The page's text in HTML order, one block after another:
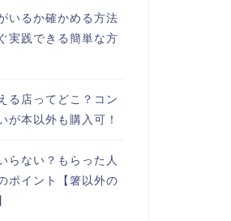
いるか確かめる方法
実践できる簡単な方
る店ってどこ？コン
が本以外も購入可！
らない？もらった人
ポイント【箸以外の